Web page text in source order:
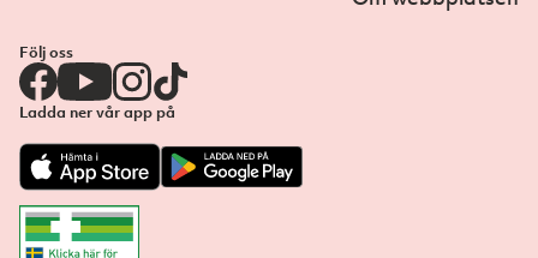
Följ oss
Ladda ner vår app på